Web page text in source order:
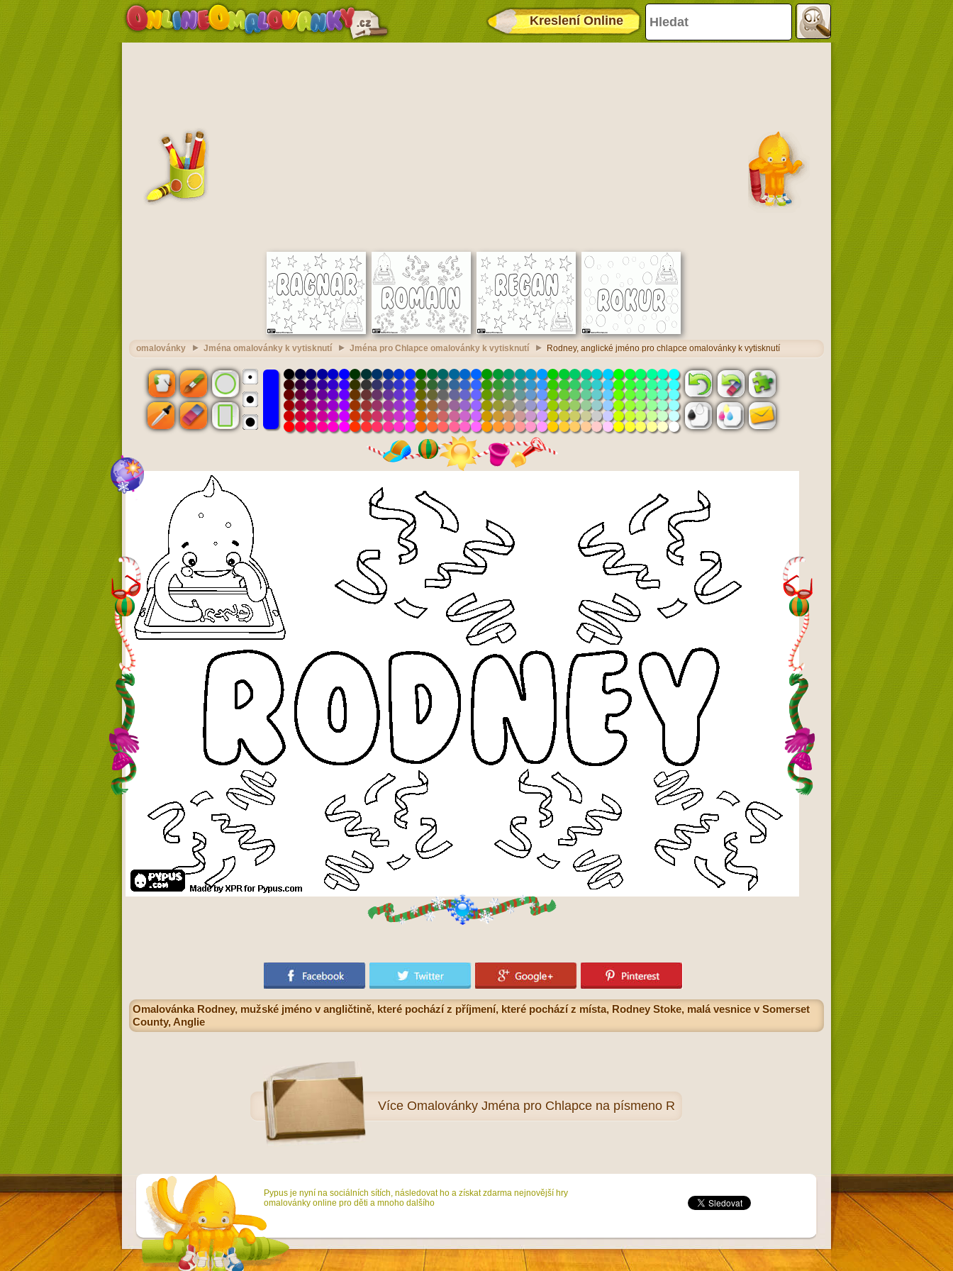
Kreslení Online
omalovánky Jména omalovánky k vytisknutí Jména pro Chlapce omalovánky k vytisknutí Rodney, anglické jméno pro chlapce omalovánky k vytisknutí
Omalovánka Rodney, mužské jméno v angličtině, které pochází z příjmení, které pochází z místa, Rodney Stoke, malá vesnice v Somerset
County, Anglie
Více Omalovánky Jména pro Chlapce na písmeno R
Pypus je nyní na sociálních sítích, následovat ho a získat zdarma nejnovější hry
omalovánky online pro děti a mnoho dalšího